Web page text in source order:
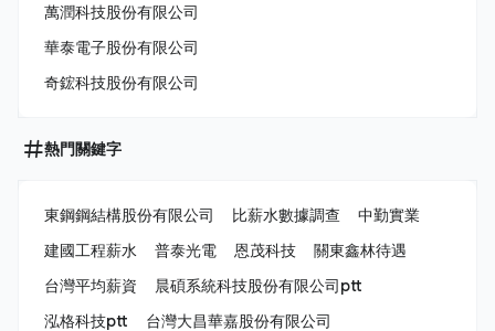
萬潤科技股份有限公司
華泰電子股份有限公司
奇鋐科技股份有限公司
熱門關鍵字
東鋼鋼結構股份有限公司 比薪水數據調查
中勤實業
建國工程薪水
普泰光電 恩茂科技
關東鑫林待遇
台灣平均薪資
晨碩系統科技股份有限公司ptt
泓格科技ptt
台灣大昌華嘉股份有限公司